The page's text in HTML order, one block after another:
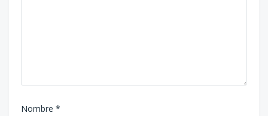
Nombre *